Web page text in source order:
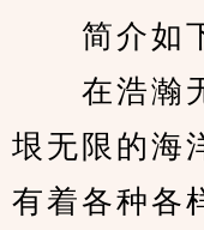
简介如下
在浩瀚无
垠无限的海
有着各种各